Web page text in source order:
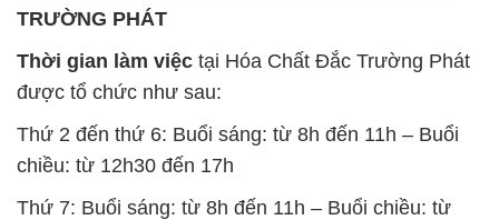
TRƯỜNG PHÁT
Thời gian làm việc tại Hóa Chất Đắc Trường Phát
được tổ chức như sau:
Thứ 2 đến thứ 6: Buổi sáng: từ 8h đến 11h – Buổi
chiều: từ 12h30 đến 17h
Thứ 7: Buổi sáng: từ 8h đến 11h – Buổi chiều: từ